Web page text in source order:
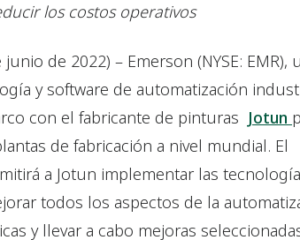
los costos operativos
junio de 2022) – Emerson (NYSE: EMR),
y software de automatización
con el fabricante de pinturas Jotun
de fabricación a nivel mundial. El
a Jotun implementar las
todos los aspectos de la
y llevar a cabo mejoras